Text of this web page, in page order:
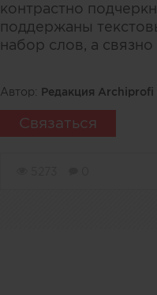
контрастно
поддержаны
набор слов, а
Автор: Редакция Archiprofi
Связаться